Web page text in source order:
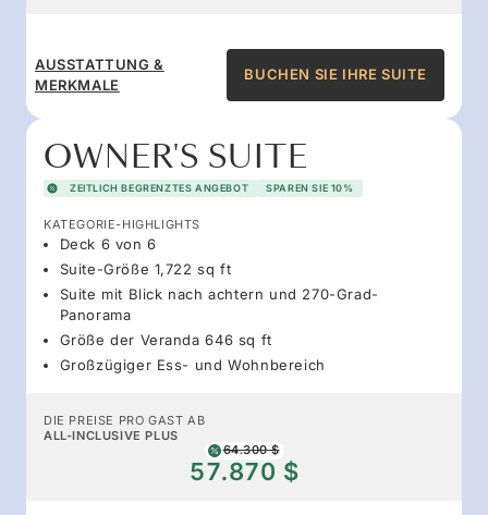
AUSSTATTUNG &
MERKMALE
BUCHEN SIE IHRE SUITE
OWNER'S SUITE
ZEITLICH BEGRENZTES ANGEBOT SPAREN SIE 10%
KATEGORIE-HIGHLIGHTS
Deck 6 von 6
Suite-Größe 1,722 sq ft
Suite mit Blick nach achtern und 270-Grad-
Panorama
Größe der Veranda 646 sq ft
Großzügiger Ess- und Wohnbereich
DIE PREISE PRO GAST AB
ALL-INCLUSIVE PLUS
64.300 $
57.870 $